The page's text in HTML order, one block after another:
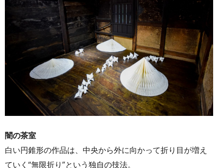
闇の茶室
白い円錐形の作品は、中央から外に向かって折り目が増え
ていく“無限折り”という独自の技法。